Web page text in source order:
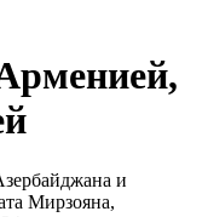
и
Мирзояна,